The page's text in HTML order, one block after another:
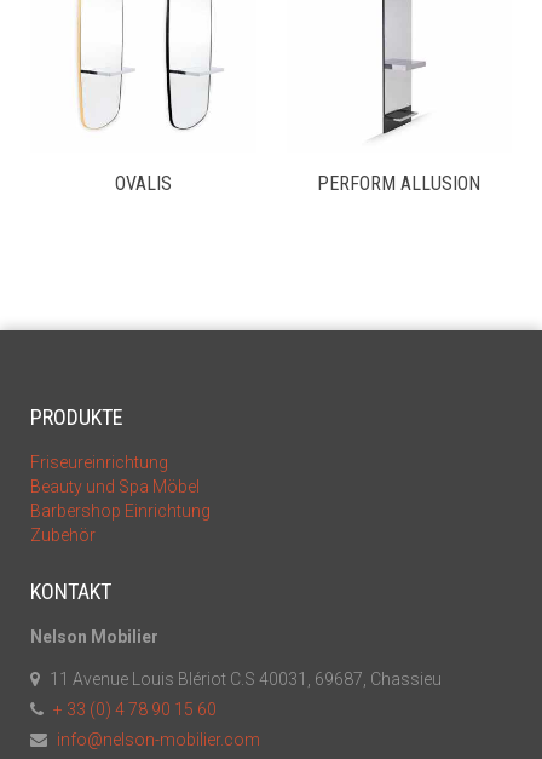
OVALIS PERFORM ALLUSION
PRODUKTE
Friseureinrichtung
Beauty und Spa Möbel
Barbershop Einrichtung
Zubehör
KONTAKT
Nelson Mobilier
11 Avenue Louis Blériot C.S 40031, 69687, Chassieu
+ 33 (0) 4 78 90 15 60
info@nelson-mobilier.com